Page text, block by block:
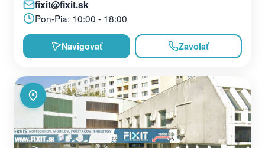
fixit@fixit.sk
Pon-Pia: 10:00 - 18:00
Navigovať Zavolať